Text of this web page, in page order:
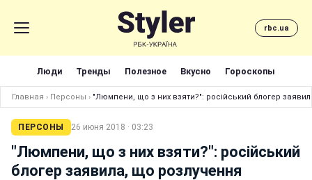
rbc.ua
Люди Тренды Полезное Вкусно Гороскопы
Главная › Персоны › "Люмпени, що з них взяти?": російський блогер
ПЕРСОНЫ 26 июня 2018 · 03:23
"Люмпени, що з них взяти?": російський
блогер заявила, що розлучення